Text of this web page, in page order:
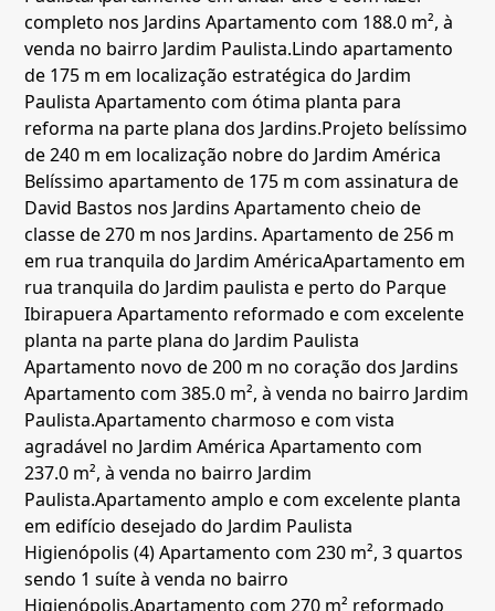
completo nos JardinsApartamento com 188.0 m², à
venda no bairro Jardim Paulista.Lindo apartamento
de 175 m em localização estratégica do Jardim
PaulistaApartamento com ótima planta para
reforma na parte plana dos Jardins.Projeto belíssimo
de 240 m em localização nobre do Jardim América
Belíssimo apartamento de 175 m com assinatura de
David Bastos nos JardinsApartamento cheio de
classe de 270 m nos Jardins.Apartamento de 256 m
em rua tranquila do Jardim AméricaApartamento em
rua tranquila do Jardim paulista e perto do Parque
IbirapueraApartamento reformado e com excelente
planta na parte plana do Jardim Paulista
Apartamento novo de 200 m no coração dos Jardins
Apartamento com 385.0 m², à venda no bairro Jardim
Paulista.Apartamento charmoso e com vista
agradável no Jardim AméricaApartamento com
237.0 m², à venda no bairro Jardim
Paulista.Apartamento amplo e com excelente planta
em edifício desejado do Jardim Paulista
Higienópolis (4)Apartamento com 230 m², 3 quartos
sendo 1 suíte à venda no bairro
Higienópolis.Apartamento com 270 m² reformado